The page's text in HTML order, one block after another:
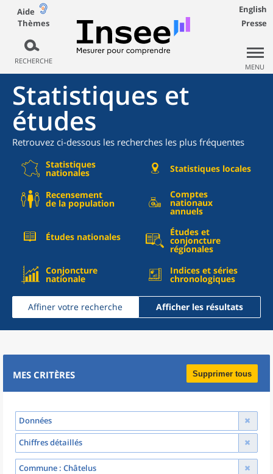
Aide
Thèmes
RECHERCHE
English
Presse
MENU
Statistiques et
études
Retrouvez ci-dessous les recherches les plus fréquentes
Statistiques
nationales Statistiques locales
Recensement
de la population
Comptes
nationaux
annuels
Études nationales Études et
conjoncture
régionales
Conjoncture
nationale
Indices et séries
chronologiques
Affiner votre recherche Afficher les résultats
MES CRITÈRES Supprimer tous
Données
Chiffres détaillés
Commune : Châtelus